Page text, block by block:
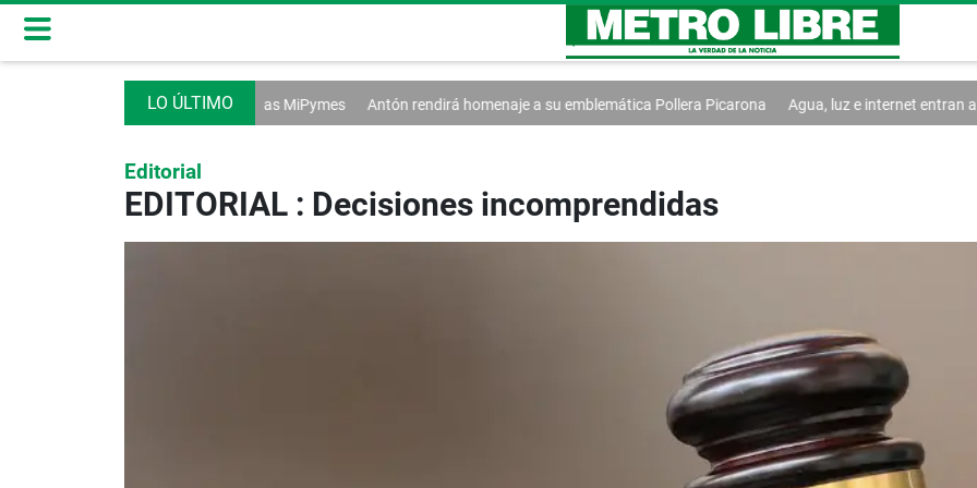
afectan a las MiPymes Antón rendirá homenaje a su emblemática Pollera Picarona Agua, luz e internet entran al debate de la
Editorial
EDITORIAL : Decisiones incomprendidas